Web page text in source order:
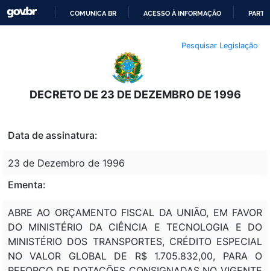
O
CONTEÚDO
COMUNICA BR ACESSO À INFORMAÇÃO
Pesquisar Legislação
DECRETO DE 23 DE DEZEMBRO DE 1996
Data de assinatura:
23 de Dezembro de 1996
Ementa:
ABRE AO ORÇAMENTO FISCAL DA UNIÃO, EM FAVOR
DO MINISTÉRIO DA CIÊNCIA E TECNOLOGIA E DO
MINISTÉRIO DOS TRANSPORTES, CRÉDITO ESPECIAL
NO VALOR GLOBAL DE R$ 1.705.832,00, PARA O